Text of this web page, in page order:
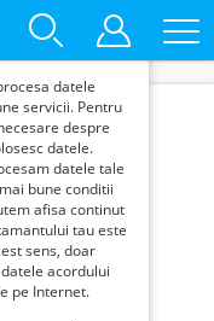
pe site-ul
datele
servicii. Pentru
despre
datele.
datele tale
bune conditii
afisa continut
tau este
sens, doar
acordului
pe Internet.